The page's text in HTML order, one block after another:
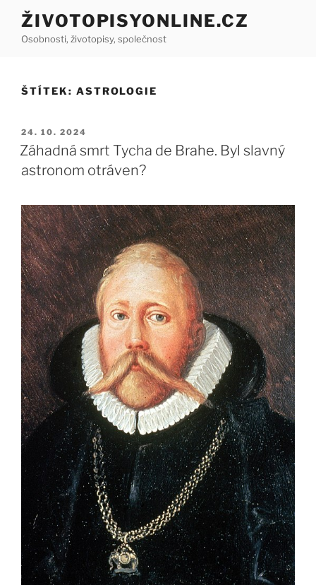
Přejít
obsahu
ŽIVOTOPISYONLINE.CZ
Osobnosti, životopisy, společnost
ŠTÍTEK: ASTROLOGIE
PUBLIKOVÁNO
24. 10. 2024
Záhadná smrt Tycha de Brahe. Byl slavný
astronom otráven?